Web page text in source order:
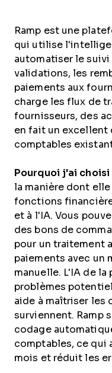
Ramp est une
qui utilise
automatiser le suivi
validations, les
paiements aux
charge les flux de
fournisseurs, des
en fait un excellent
comptables
Pourquoi j'ai choisi
la manière dont
fonctions
et à l'IA. Vous
des bons de
pour un traitement
paiements avec un
manuelle. L'IA de
problèmes
aide à maîtriser les
surviennent. Ramp
codage
comptables, ce qui
mois et réduit les